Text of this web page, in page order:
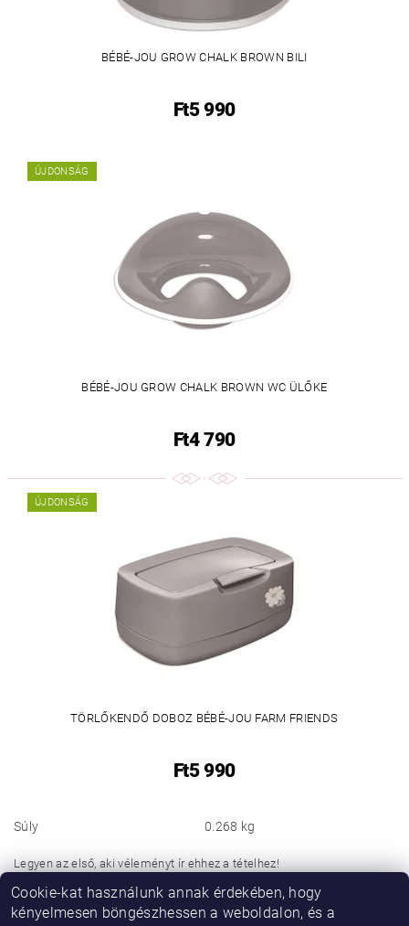
BÉBÉ-JOU GROW CHALK BROWN BILI
Ft5 990
ÚJDONSÁG
BÉBÉ-JOU GROW CHALK BROWN WC ÜLŐKE
Ft4 790
ÚJDONSÁG
TÖRLŐKENDŐ DOBOZ BÉBÉ-JOU FARM FRIENDS
Ft5 990
Súly 0.268 kg
Legyen az első, aki véleményt ír ehhez a tételhez!
Hozzászólás hozzáadása
Cookie-kat használunk annak érdekében, hogy
kényelmesen böngészhessen a weboldalon, és a